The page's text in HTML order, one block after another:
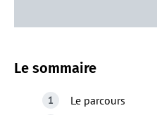
Le sommaire
Le parcours